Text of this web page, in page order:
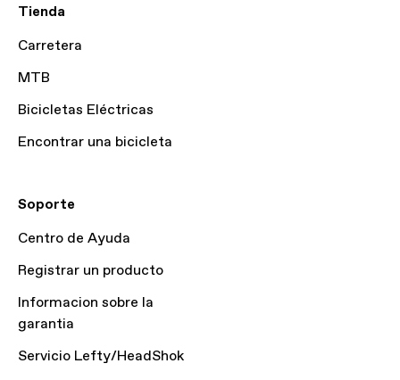
Tienda
Carretera
MTB
Bicicletas Eléctricas
Encontrar una bicicleta
Soporte
Centro de Ayuda
Registrar un producto
Informacion sobre la
garantia
Servicio Lefty/HeadShok